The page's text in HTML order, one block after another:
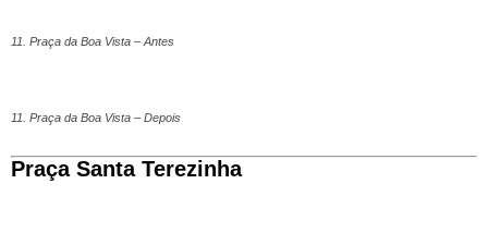
11. Praça da Boa Vista – Antes
11. Praça da Boa Vista – Depois
Praça Santa Terezinha